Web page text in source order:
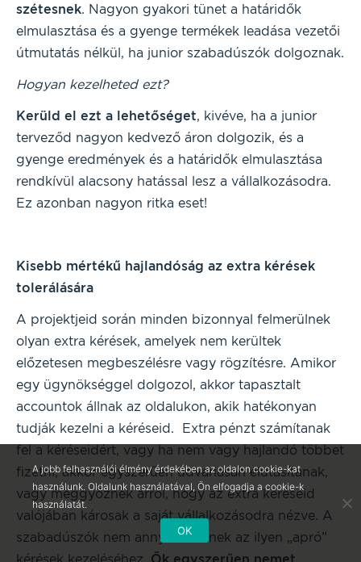
szétesnek. Nagyon gyakori tünet a határidők
elmulasztása és a gyenge termékek leadása vezetői
útmutatás nélkül, ha junior szabadúszók dolgoznak.
Hogyan kezelheted ezt?
Kerüld el ezt a lehetőséget, kivéve, ha a junior
terveződ nagyon kedvező áron dolgozik, és a
gyenge eredmények és a határidők elmulasztása
rendkívül alacsony hatással lesz a vállalkozásodra.
Ez azonban nagyon ritka eset!
Kisebb mértékű hajlandóság az extra kérések
tolerálására
A projektjeid során minden bizonnyal felmerülnek
olyan extra kérések, amelyek nem kerültek
előzetesen megbeszélésre vagy rögzítésre. Amikor
egy ügynökséggel dolgozol, akkor tapasztalt
accountok állnak az oldalukon, akik hatékonyan
tudják kezelni a kéréseid. Extra pénzt számítanak
fel a kéréseidért, vagy ha nem vagy hajlandó többet
fizetni, akkor egyszerűen udvariasan elutasítanak,
vagy meggyőznek arról, hogy az extra kéréseid
valójában károsak a saját vállalkozásodra nézve. A
szabadúszók nem annyira értenek az ilyen „apró”
kérések kezeléséhez. Ők egyszerűen nemet
A jobb felhasználói élmény érdekében az oldalon cookie-kat
használunk. Oldalunk használatával, Ön elfogadja a cookie-k
használatát.
OK